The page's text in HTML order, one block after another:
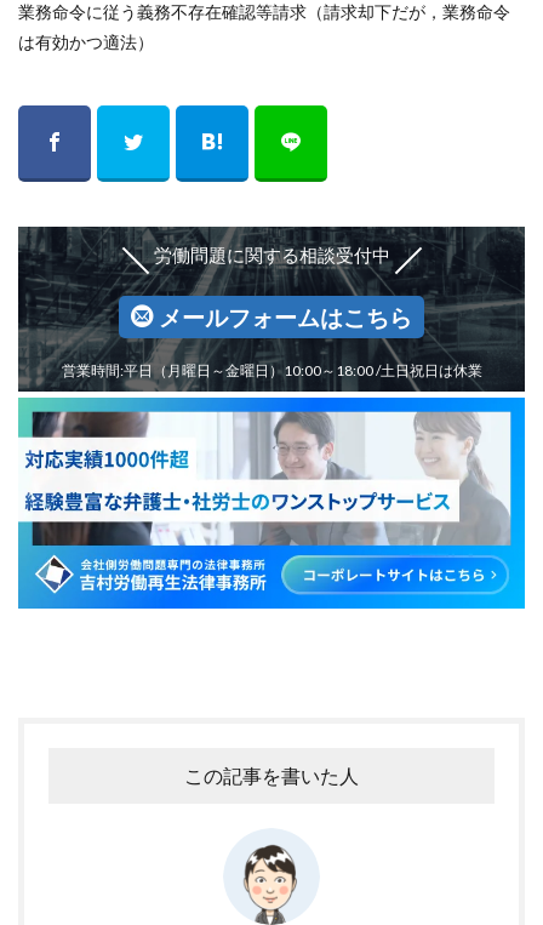
業務命令に従う義務不存在確認等請求（請求却下だが，業務命令
は有効かつ適法）
労働問題に関する相談受付中
メールフォームはこちら
営業時間:平日（月曜日～金曜日）10:00～18:00 /土日祝日は休業
この記事を書いた人